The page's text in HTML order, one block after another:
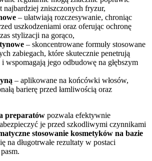
najbardziej zniszczonych fryzur,
– ułatwiają rozczesywanie, chroniąc
uszkodzeniami oraz oferując ochronę
stylizacji na gorąco,
– skoncentrowane formuły stosowane
zabiegach, które skutecznie penetrują
i wspomagają jego odbudowę na głębszym
– aplikowane na końcówki włosów,
barierę przed łamliwością oraz
preparatów pozwala efektywnie
je przed szkodliwymi czynnikami
stosowanie kosmetyków na bazie
na długotrwałe rezultaty w postaci